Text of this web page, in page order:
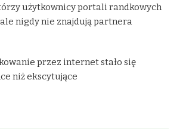
użytkownicy portali randkowych
nigdy nie znajdują partnera
przez internet stało się
niż ekscytujące